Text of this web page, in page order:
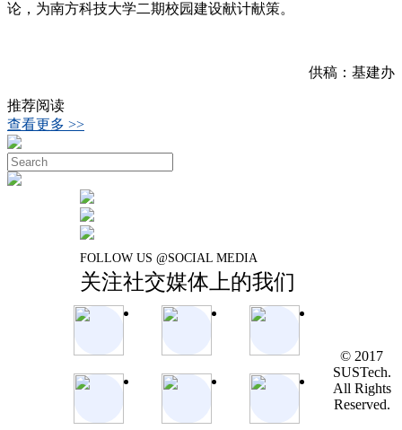
论，为南方科技大学二期校园建设献计献策。
供稿：基建办
推荐阅读
查看更多 >>
FOLLOW US @SOCIAL MEDIA
关注社交媒体上的我们
© 2017
SUSTech.
All Rights
Reserved.